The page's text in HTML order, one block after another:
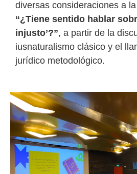
diversas consideraciones a
“¿Tiene sentido hablar
injusto’?”, a partir de la
iusnaturalismo clásico y el
jurídico metodológico.